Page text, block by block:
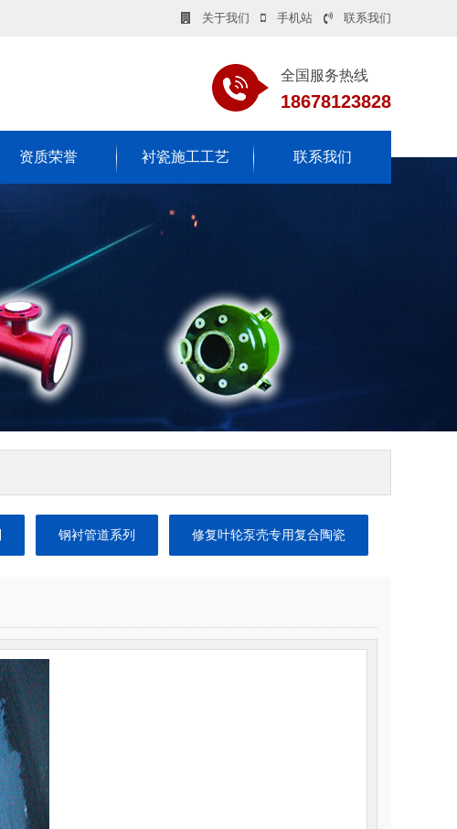
关于我们 手机站 联系我们
全国服务热线
18678123828
资质荣誉 衬瓷施工工艺 联系我们
钢衬管道系列 修复叶轮泵壳专用复合陶瓷